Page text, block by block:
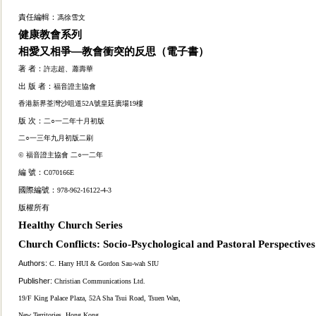
責任編輯： 馮徐雪文
健康教會系列
相愛又相爭—教會衝突的反思（電子書）
著 者： 許志超、蕭壽華
出 版 者： 福音證主協會
香港新界荃灣沙咀道52A號皇廷廣場19樓
版 次： 二○一二年十月初版
二○一三年九月初版二刷
© 福音證主協會 二○一二年
編 號： C070166E
國際編號： 978-962-16122-4-3
版權所有
Healthy Church Series
Church Conflicts: Socio-Psychological and Pastoral
Authors: C. Harry HUI & Gordon Sau-wah SIU
Publisher: Christian Communications Ltd.
19/F King Palace Plaza, 52A Sha Tsui Road, Tsuen Wan,